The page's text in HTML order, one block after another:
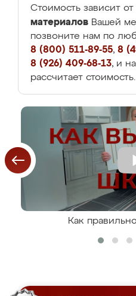
Стоимость зависит от
материалов Вашей
позвоните нам по
8 (800) 511-89-55, 8
8 (926) 409-68-13, и
рассчитает стоимость.
Как